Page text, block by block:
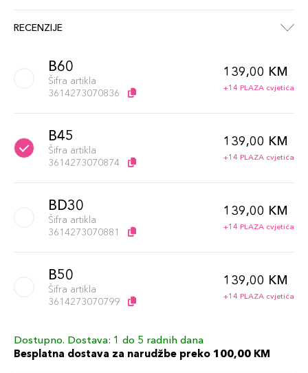
RECENZIJE
B60
Šifra artikla
3614273070836
139,00 KM
+14 PLAZA cvjetića
B45
Šifra artikla
3614273070874
139,00 KM
+14 PLAZA cvjetića
BD30
Šifra artikla
3614273070881
139,00 KM
+14 PLAZA cvjetića
B50
Šifra artikla
3614273070799
139,00 KM
+14 PLAZA cvjetića
BD50
Šifra artikla
139,00 KM
Dostupno. Dostava: 1 do 5 radnih dana
Besplatna dostava za narudžbe preko 100,00 KM